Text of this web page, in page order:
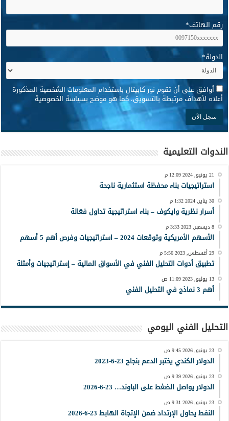
رقم الهاتف*
الدولة*
* أوافق على أن تقوم نور كابيتال باستخدام المعلومات الشخصية المذكورة
أعلاه لأهداف مرتبطة بالتسويق، كما هو موضح بسياسة الخصوصية
الندوات التعليمية
21 يونيو, 2024 12:09 م
استراتيجيات بناء محفظة استثمارية ناجحة
30 يناير, 2024 1:32 م
أسرار نظرية وايكوف – بناء استراتيجية تداول فعّالة
8 ديسمبر, 2023 3:33 م
الأسهم الأمريكية وتوقعات 2024 – استراتيجيات وفرص أهم 5 أسهم
29 أغسطس, 2023 5:56 م
تطبيق أدوات التحليل الفني في الأسواق المالية – إستراتيجيات وأمثلة
13 يوليو, 2023 11:09 ص
أهم 3 نماذج في التحليل الفني
التحليل الفني اليومي
23 يونيو, 2026 9:45 ص
الدولار الكندي يختبر الدعم بنجاح 23-6-2023
23 يونيو, 2026 9:39 ص
الدولار يواصل الضغط على الباوند… 23-6-2026
23 يونيو, 2026 9:31 ص
النفط يحاول الإرتداد ضمن الإتجاة الهابط 23-6-2026